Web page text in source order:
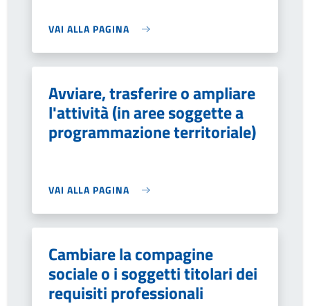
VAI ALLA PAGINA
Avviare, trasferire o ampliare
l'attività (in aree soggette a
programmazione territoriale)
VAI ALLA PAGINA
Cambiare la compagine
sociale o i soggetti titolari dei
requisiti professionali